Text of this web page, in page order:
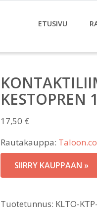
ETUSIVU
KESTOPREN
17,50 €
Rautakauppa:
SIIRRY KAUPPAAN »
Tuotetunnus: KLTO-